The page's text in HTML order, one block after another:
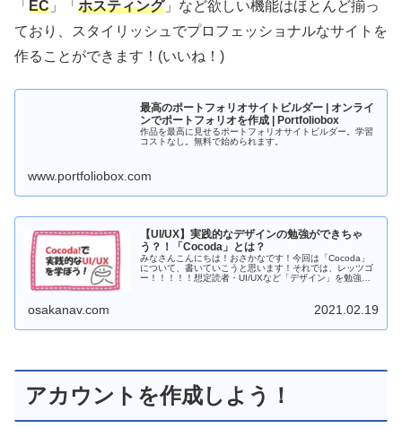
「 EC 」「 ホスティング」など欲しい機能はほとんど揃っ
ており、スタイリッシュでプロフェッショナルなサイトを
作ることができます！(いいね！)
最高のポートフォリオサイトビルダー | オンライ
ンでポートフォリオを作成 | Portfoliobox
作品を最高に見せるポートフォリオサイトビルダー。学習
コストなし。無料で始められます。
www.portfoliobox.com
【UI/UX】実践的なデザインの勉強ができちゃ
う？！「Cocoda」とは？
みなさんこんにちは！おさかなです！今回は「Cocoda」
について、書いていこうと思います！それでは、レッツゴ
ー！！！！！想定読者・UI/UXなど「デザイン」を勉強中
osakanav.com 2021.02.19
アカウントを作成しよう！